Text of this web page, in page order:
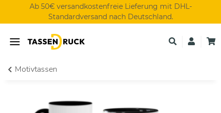
Ab 50€ versandkostenfreie Lieferung mit DHL-
Standardversand nach Deutschland.
Motivtassen